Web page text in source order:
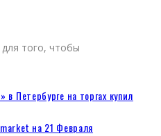
для того, чтобы
Петербурге на торгах купил
на 21 Февраля